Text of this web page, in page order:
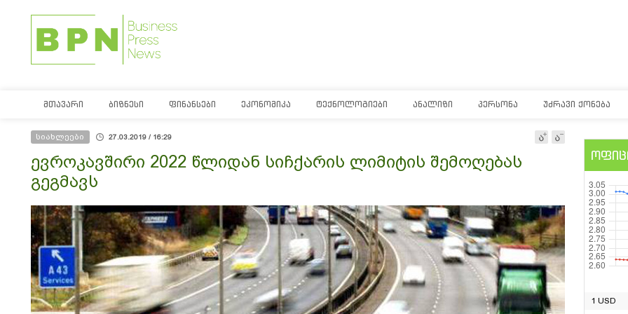
ᲛᲗᲐᲕᲐᲠᲘ ᲑᲘᲖᲜᲔᲡᲘ ᲤᲘᲜᲐᲜᲡᲔᲑᲘ ᲔᲙᲝᲜᲝᲛᲘᲙᲐ ᲢᲔᲥᲜᲝᲚᲝᲒᲘᲔᲑᲘ ᲐᲜᲐᲚᲘᲖᲘ ᲞᲔᲠᲡᲝᲜᲐ ᲣᲫᲠᲐᲕᲘ ᲥᲝᲜᲔᲑᲐ
სიახლეები 27.03.2019 / 16:29
ევროკავშირი 2022 წლიდან სიჩქარის ლიმიტის შემოღებას
გეგმავს
1 USD